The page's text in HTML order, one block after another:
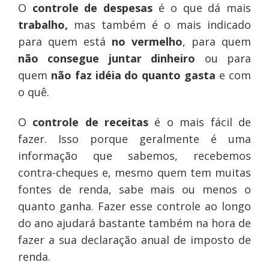
O controle de despesas é o que dá mais
trabalho, mas também é o mais indicado
para quem está no vermelho, para quem
não consegue juntar dinheiro ou para
quem não faz idéia do quanto gasta e com
o quê.
O controle de receitas é o mais fácil de
fazer. Isso porque geralmente é uma
informação que sabemos, recebemos
contra-cheques e, mesmo quem tem muitas
fontes de renda, sabe mais ou menos o
quanto ganha. Fazer esse controle ao longo
do ano ajudará bastante também na hora de
fazer a sua declaração anual de imposto de
renda.